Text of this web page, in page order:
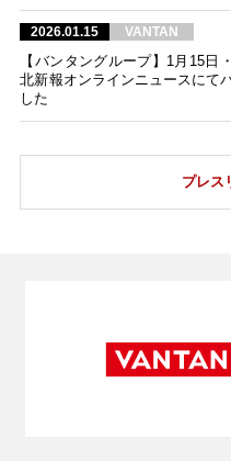
2026.01.15 VANTAN
【バンタングループ】1月15
北新報オンラインニュースにて
した
プレス